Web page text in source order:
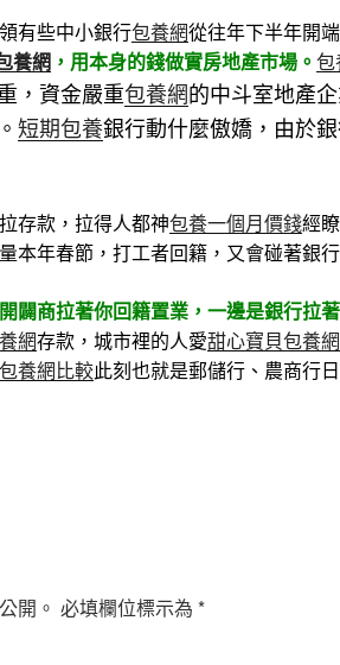
有些中小銀行包養網從往年下半年開
養網 ，用本身的錢做實房地產市場。 包
，資金嚴重包養網 的中斗室地產
短期包養銀行動什麼傲嬌，由於
存款，拉得人都神包養一個月價錢經
本年春節，打工者回籍，又會碰著銀
闢商拉著你回籍置業，一邊是銀行拉著
網存款，城市裡的人愛甜心寶貝包養網
包養網比較此刻也就是郵儲行、農商行
開。 必填欄位標示為 *